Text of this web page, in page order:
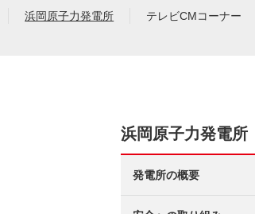
浜岡原子力発電所
テレビCMコーナー
浜岡原子力発電所
発電所の概要